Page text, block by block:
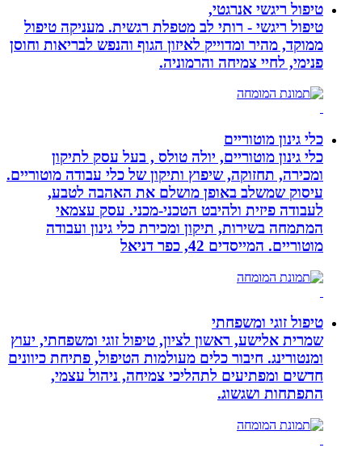
טיפול ריגשי אנרגטי,
טיפול ריגשי - רותי לב מטפלת רגשית. מעניקה טיפול
ממוקד, מהיר ומדוייק לאיזון הגוף והנפש לבריאות וחוסן
פנימי, לחיי צמיחה והרמוניה.
כלי גינון מוטוריים
כלי גינון מוטוריים, יולה טולס , בעל עסק לתיקון
ומכירה, תחזוקה, שיפוץ ותיקון של כלי עבודה מוטוריים.
עיסוק שמשלב באופן מושלם את האהבה לטבע,
לעבודה פיזית ולהיבט הטכני-מכני. עסק עצמאי
המתמחה בשירות, תיקון ומכירת כלי גינון ועבודה
מוטוריים. המייסדים 42, כפר דניאל
טיפול זוגי ומשפחתי
שמרית אלישע, ראשון לציון, טיפול זוגי ומשפחתי, יעוץ
ומנטורינג. חיבור כלים מעולמות הטיפול, פתיחת כיוונים
חדשים ומפתיעים לתהליכי צמיחה, ניהול עצמי,
התפתחות ושגשוג.